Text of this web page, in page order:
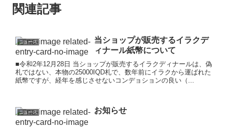
関連記事
ニュース
当ショップが販売するイラクデ
ィナール紙幣について
■令和2年12月28日 当ショップが販売するイラクディナールは、偽
札ではない、本物の25000IQD札で、数年前にイラクから運ばれた
紙幣ですが、経年を感じさせないコンデョションの良い（...
ニュース お知らせ